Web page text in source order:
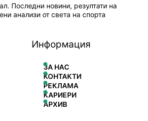
Последни новини, резултати на
анализи от света на спорта
Информация
ЗА НАС
КОНТАКТИ
РЕКЛАМА
КАРИЕРИ
АРХИВ